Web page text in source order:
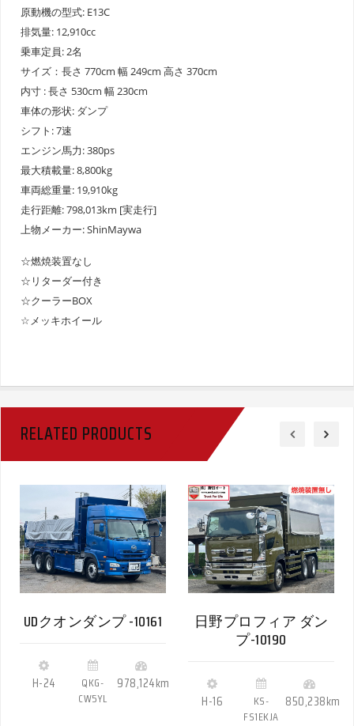
原動機の型式: E13C
排気量: 12,910cc
乗車定員: 2名
サイズ：長さ 770cm 幅 249cm 高さ 370cm
内寸 : 長さ 530cm 幅 230cm
車体の形状: ダンプ
シフト: 7速
エンジン馬力: 380ps
最大積載量: 8,800kg
車両総重量: 19,910kg
走行距離: 798,013km [実走行]
上物メーカー: ShinMaywa
☆燃焼装置なし
☆リターダー付き
☆クーラーBOX
☆メッキホイール
RELATED PRODUCTS
UDクオンダンプ -10161
H-24
QKG-
CW5YL
978,124km
日野プロフィア ダン
プ-10190
H-16
KS-
FS1EKJA
850,238km